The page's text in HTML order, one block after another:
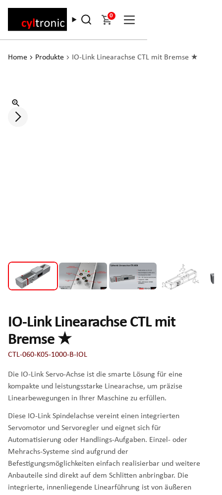
0
Home Produkte IO-Link Linearachse CTL mit Bremse ★
IO-Link Linearachse CTL mit
Bremse ★
CTL-060-K05-1000-B-IOL
Die IO-Link Servo-Achse ist die smarte Lösung für eine
kompakte und leistungsstarke Linearachse, um präzise
Linearbewegungen in Ihrer Maschine zu erfüllen.
Diese IO-Link Spindelachse vereint einen integrierten
Servomotor und Servoregler und eignet sich für
Automatisierung oder Handlings-Aufgaben. Einzel- oder
Mehrachs-Systeme sind aufgrund der
Befestigungsmöglichkeiten einfach realisierbar und weitere
Anbauteile sind direkt auf dem Schlitten anbringbar. Die
integrierte, innenliegende Linearführung ist von äußeren